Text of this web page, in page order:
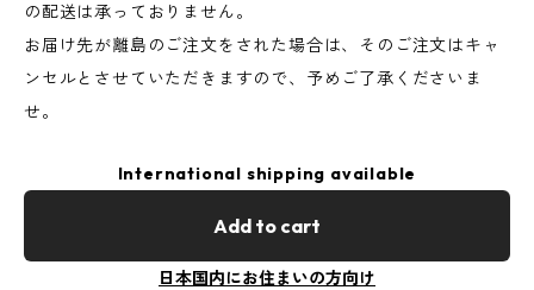
の配送は承っておりません。
お届け先が離島のご注文をされた場合は、そのご注文はキャ
ンセルとさせていただきますので、予めご了承くださいま
せ。
International shipping available
Add to cart
日本国内にお住まいの方向け